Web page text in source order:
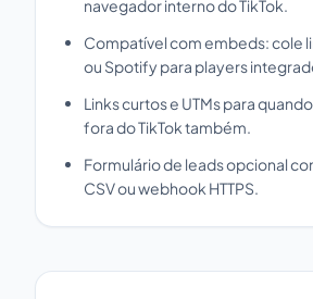
navegador interno do TikTok.
Compatível com embeds: cole
ou Spotify para players
Links curtos e UTMs para
fora do TikTok também.
Formulário de leads opcional
CSV ou webhook HTTPS.